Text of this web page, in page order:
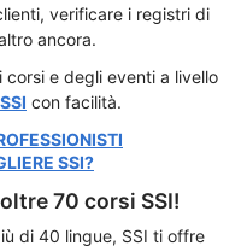
verificare i registri di
ancora.
e degli eventi a livello
con facilità.
SSI?
70 corsi SSI!
di 40 lingue, SSI ti offre